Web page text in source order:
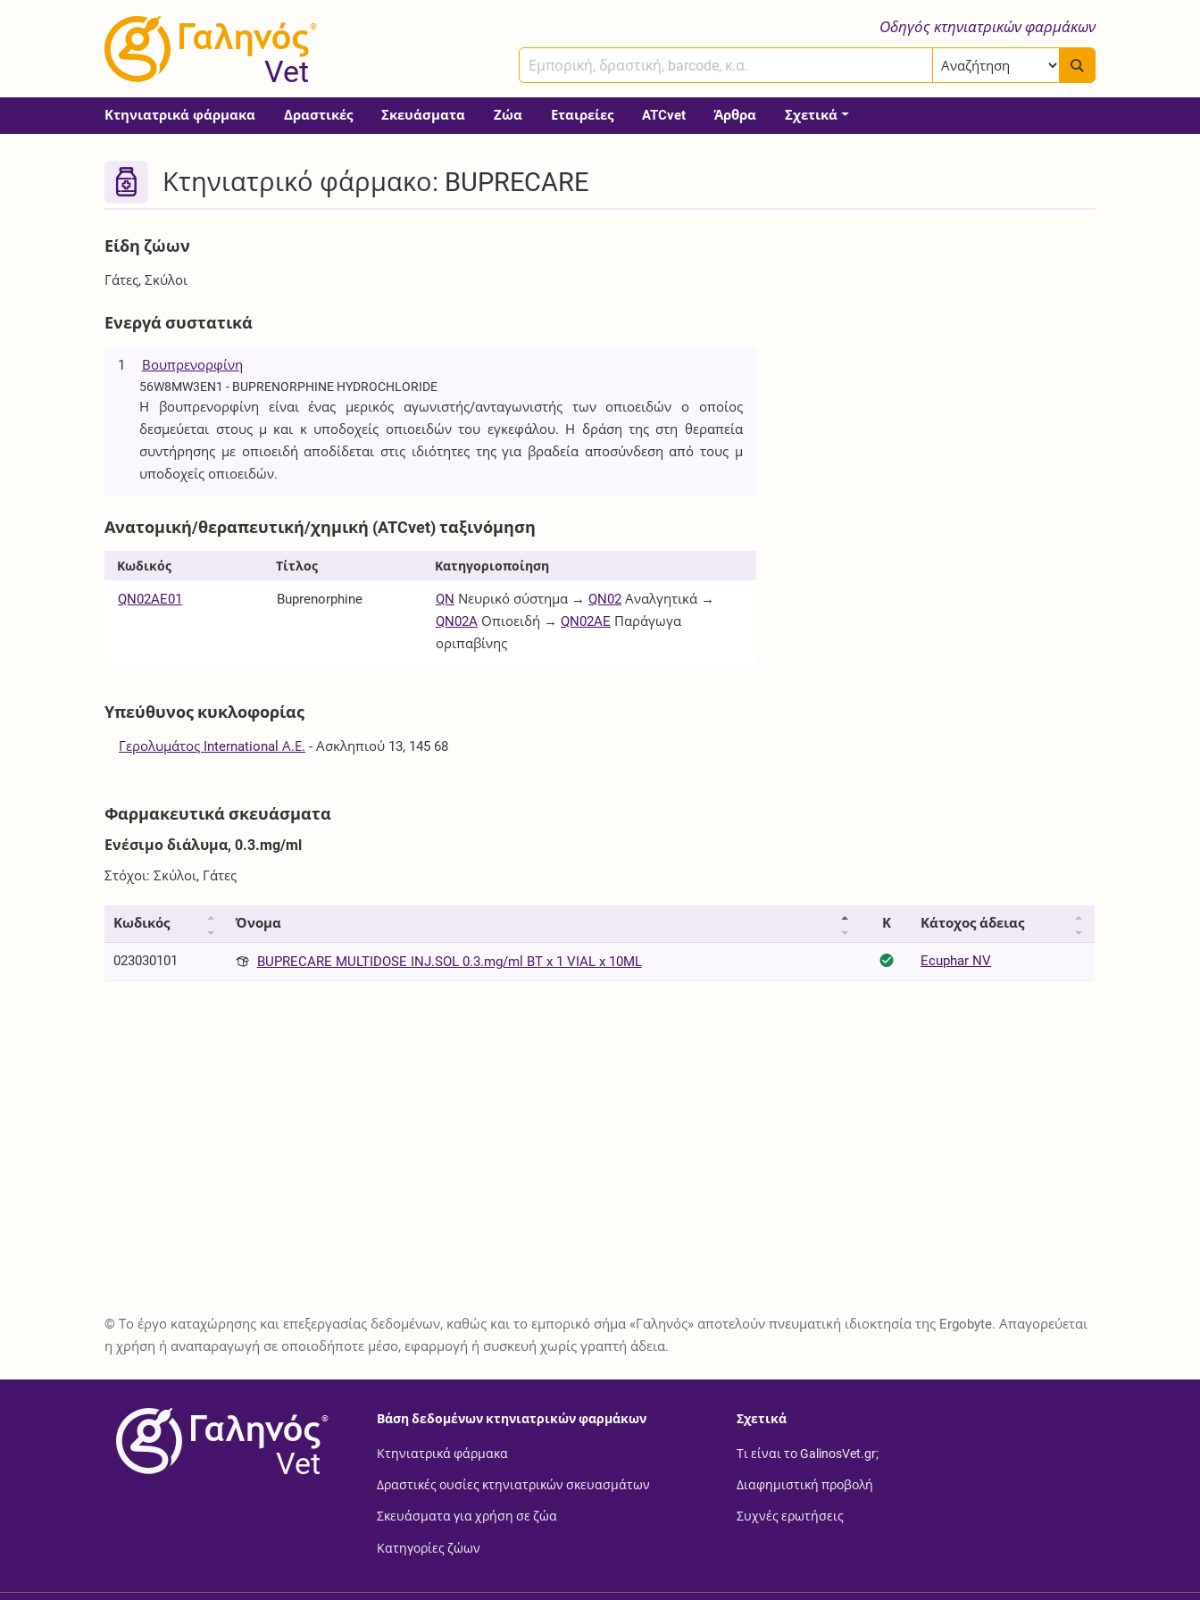
®
Vet
Οδηγός κτηνιατρικών φαρμάκων
Κτηνιατρικά φάρμακα Δραστικές Σκευάσματα Ζώα Εταιρείες ATCvet Άρθρα Σχετικά
Κτηνιατρικό φάρμακο: BUPRECARE
Είδη ζώων
Γάτες, Σκύλοι
Ενεργά συστατικά
1 Βουπρενορφίνη
56W8MW3EN1 - BUPRENORPHINE HYDROCHLORIDE
Η βουπρενορφίνη είναι ένας μερικός αγωνιστής/ανταγωνιστής των οπιοειδών ο οποίος
δεσμεύεται στους μ και κ υποδοχείς οπιοειδών του εγκεφάλου. Η δράση της στη θεραπεία
συντήρησης με οπιοειδή αποδίδεται στις ιδιότητες της για βραδεία αποσύνδεση από τους μ
υποδοχείς οπιοειδών.
Ανατομική/θεραπευτική/χημική (ATCvet) ταξινόμηση
Κωδικός Τίτλος Κατηγοριοποίηση
QN02AE01 Buprenorphine QN Νευρικό σύστημα → QN02 Αναλγητικά →
QN02A Οπιοειδή → QN02AE Παράγωγα
οριπαβίνης
Υπεύθυνος κυκλοφορίας
Γερολυμάτος International Α.Ε. -Ασκληπιού 13, 145 68
Φαρμακευτικά σκευάσματα
Ενέσιμο διάλυμα, 0.3.mg/ml
Στόχοι: Σκύλοι, Γάτες
Κωδικός Όνομα Κ Κάτοχος άδειας
023030101 BUPRECARE MULTIDOSE INJ.SOL 0.3.mg/ml BT x 1 VIAL x 10ML Ecuphar NV
© Το έργο καταχώρησης και επεξεργασίας δεδομένων, καθώς και το εμπορικό σήμα «Γαληνός» αποτελούν πνευματική ιδιοκτησία της Ergobyte. Απαγορεύεται
η χρήση ή αναπαραγωγή σε οποιοδήποτε μέσο, εφαρμογή ή συσκευή χωρίς γραπτή άδεια.
®
Vet
Βάση δεδομένων κτηνιατρικών φαρμάκων
Κτηνιατρικά φάρμακα
Δραστικές ουσίες κτηνιατρικών σκευασμάτων
Σκευάσματα για χρήση σε ζώα
Κατηγορίες ζώων
Σχετικά
Τι είναι το GalinosVet.gr;
Διαφημιστική προβολή
Συχνές ερωτήσεις